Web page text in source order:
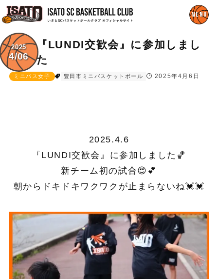
『LUNDI交歓会』に参加しまし
た
2025
4/06
ミニバス女子 豊田市ミニバスケットボール 2025年4月6日
2025.4.6
『LUNDI交歓会』に参加しました🏀
新チーム初の試合😍💕
朝からドキドキワクワクが止まらないね💓💓